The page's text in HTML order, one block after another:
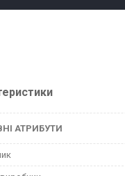
АТРИБУТИ